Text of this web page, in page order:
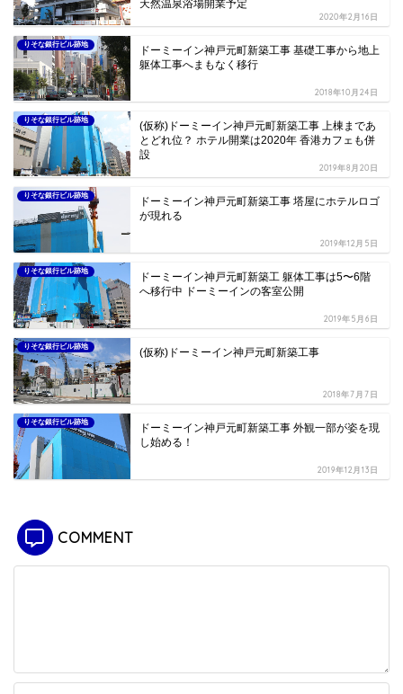
天然温泉浴場開業予定
2020年2月16日
りそな銀行ビル跡地
ドーミーイン神戸元町新築工事 基礎工事から地上
躯体工事へまもなく移行
2018年10月24日
りそな銀行ビル跡地
(仮称)ドーミーイン神戸元町新築工事 上棟まであ
とどれ位？ ホテル開業は2020年 香港カフェも併
設
2019年8月20日
りそな銀行ビル跡地
ドーミーイン神戸元町新築工事 塔屋にホテルロゴ
が現れる
2019年12月5日
りそな銀行ビル跡地
ドーミーイン神戸元町新築工 躯体工事は5〜6階
へ移行中 ドーミーインの客室公開
2019年5月6日
りそな銀行ビル跡地 (仮称)ドーミーイン神戸元町新築工事
2018年7月7日
りそな銀行ビル跡地
ドーミーイン神戸元町新築工事 外観一部が姿を現
し始める！
2019年12月13日
COMMENT